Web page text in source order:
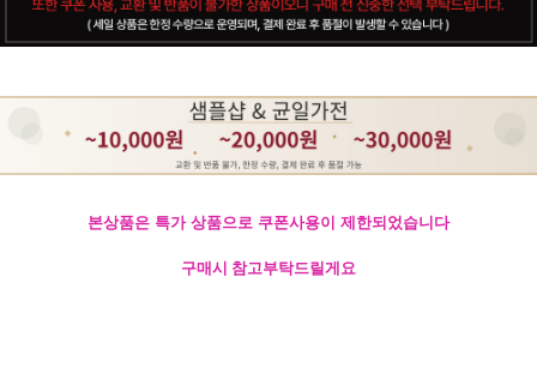
본상품은 특가 상품으로 쿠폰사용이 제한되었습니다
구매시 참고부탁드릴게요